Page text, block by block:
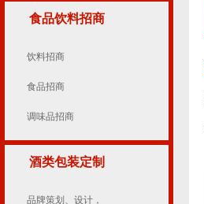
食品饮料招商
饮料招商
食品招商
调味品招商
酒类包装定制
品牌策划、设计，